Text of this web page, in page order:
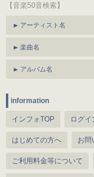
【音楽50音検索】
アーティスト名
楽曲名
アルバム名
information
インフォTOP ログイ
はじめての方へ お問
ご利用料金等について